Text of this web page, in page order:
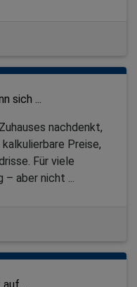
sich ...
nachdenkt,
Preise,
Für viele
aber nicht ...
...